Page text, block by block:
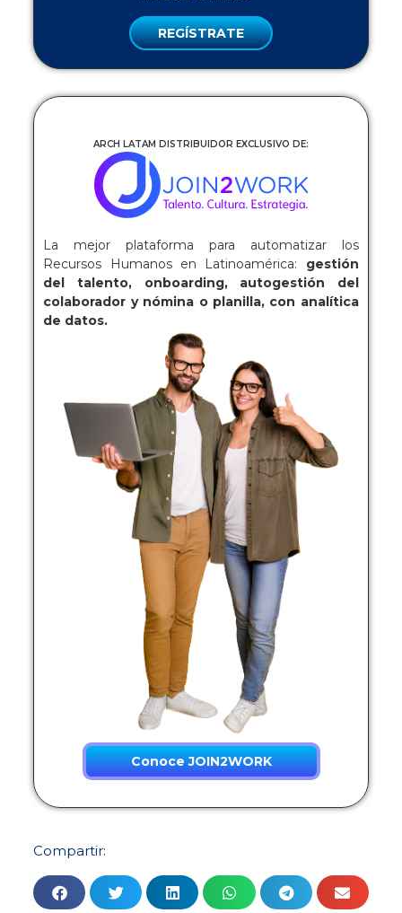
REGÍSTRATE
ARCH LATAM DISTRIBUIDOR EXCLUSIVO DE:
La mejor plataforma para automatizar los
Recursos Humanos en Latinoamérica: gestión
del talento, onboarding, autogestión del
colaborador y nómina o planilla, con analítica
de datos.
Conoce JOIN2WORK
Compartir: